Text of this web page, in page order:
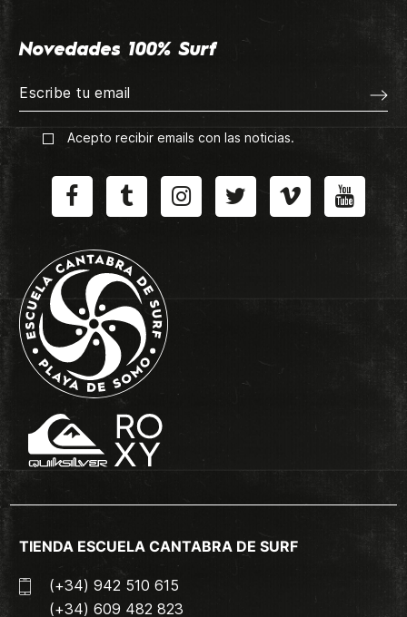
Novedades 100% Surf
Acepto recibir emails con las noticias.
TIENDA ESCUELA CANTABRA DE SURF
(+34) 942 510 615
(+34) 609 482 823